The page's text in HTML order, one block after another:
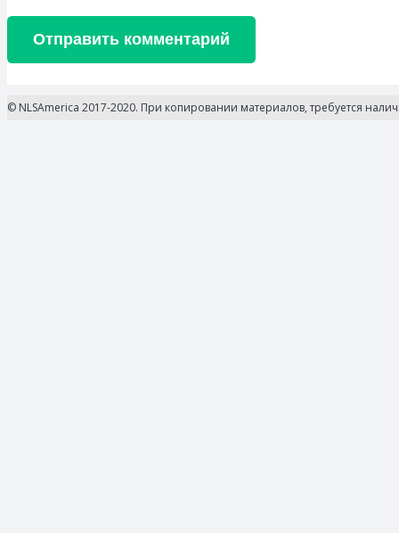
Отправить комментарий
© NLSAmerica 2017-2020. При копировании материалов, требуется